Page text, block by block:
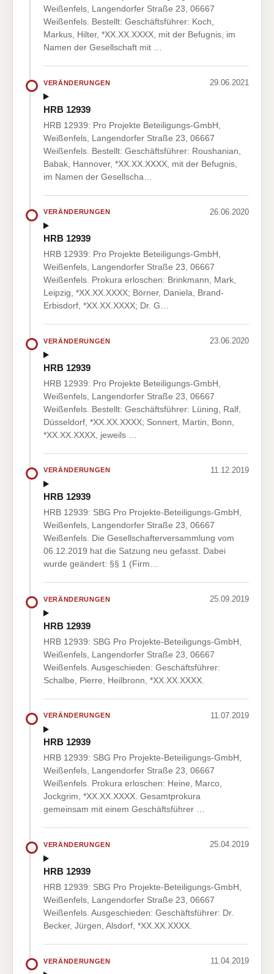
Weißenfels, Langendorfer Straße 23, 06667
Weißenfels. Bestellt: Geschäftsführer: Koch,
Markus, Hilter, *XX.XX.XXXX, mit der Befugnis, im
Namen der Gesellschaft mit …
VERÄNDERUNGEN 29.06.2021
HRB 12939
HRB 12939: Pro Projekte Beteiligungs-GmbH,
Weißenfels, Langendorfer Straße 23, 06667
Weißenfels. Bestellt: Geschäftsführer: Roushanian,
Babak, Hannover, *XX.XX.XXXX, mit der Befugnis,
im Namen der Gesellscha…
VERÄNDERUNGEN 26.06.2020
HRB 12939
HRB 12939: Pro Projekte Beteiligungs-GmbH,
Weißenfels, Langendorfer Straße 23, 06667
Weißenfels. Prokura erloschen: Brinkmann, Mark,
Leipzig, *XX.XX.XXXX; Börner, Daniela, Brand-
Erbisdorf, *XX.XX.XXXX; Dr. G…
VERÄNDERUNGEN 23.06.2020
HRB 12939
HRB 12939: Pro Projekte Beteiligungs-GmbH,
Weißenfels, Langendorfer Straße 23, 06667
Weißenfels. Bestellt: Geschäftsführer: Lüning, Ralf,
Düsseldorf, *XX.XX.XXXX; Sonnert, Martin, Bonn,
*XX.XX.XXXX, jeweils …
VERÄNDERUNGEN 11.12.2019
HRB 12939
HRB 12939: SBG Pro Projekte-Beteiligungs-GmbH,
Weißenfels, Langendorfer Straße 23, 06667
Weißenfels. Die Gesellschafterversammlung vom
06.12.2019 hat die Satzung neu gefasst. Dabei
wurde geändert: §§ 1 (Firm…
VERÄNDERUNGEN 25.09.2019
HRB 12939
HRB 12939: SBG Pro Projekte-Beteiligungs-GmbH,
Weißenfels, Langendorfer Straße 23, 06667
Weißenfels. Ausgeschieden: Geschäftsführer:
Schalbe, Pierre, Heilbronn, *XX.XX.XXXX.
VERÄNDERUNGEN 11.07.2019
HRB 12939
HRB 12939: SBG Pro Projekte-Beteiligungs-GmbH,
Weißenfels, Langendorfer Straße 23, 06667
Weißenfels. Prokura erloschen: Heine, Marco,
Jockgrim, *XX.XX.XXXX. Gesamtprokura
gemeinsam mit einem Geschäftsführer …
VERÄNDERUNGEN 25.04.2019
HRB 12939
HRB 12939: SBG Pro Projekte-Beteiligungs-GmbH,
Weißenfels, Langendorfer Straße 23, 06667
Weißenfels. Ausgeschieden: Geschäftsführer: Dr.
Becker, Jürgen, Alsdorf, *XX.XX.XXXX.
VERÄNDERUNGEN 11.04.2019